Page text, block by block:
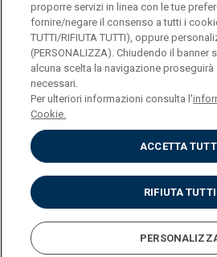
PI 02133120150
ENGLISH
Privacy
Accessibilità
Cookies
Impostazione Cookies
proporre servizi in linea con le tue
fornire/negare il consenso a tutti i
TUTTI/RIFIUTA TUTTI), oppure
(PERSONALIZZA). Chiudendo il banner
alcuna scelta la navigazione
necessari.
Per ulteriori informazioni consulta l'
Cookie.
ACCETTA
RIFIUTA TUTTI